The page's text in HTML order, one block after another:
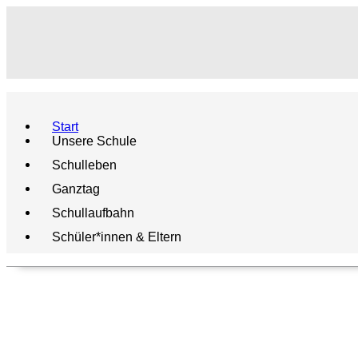
Start
Unsere Schule
Schulleben
Ganztag
Schullaufbahn
Schüler*innen & Eltern